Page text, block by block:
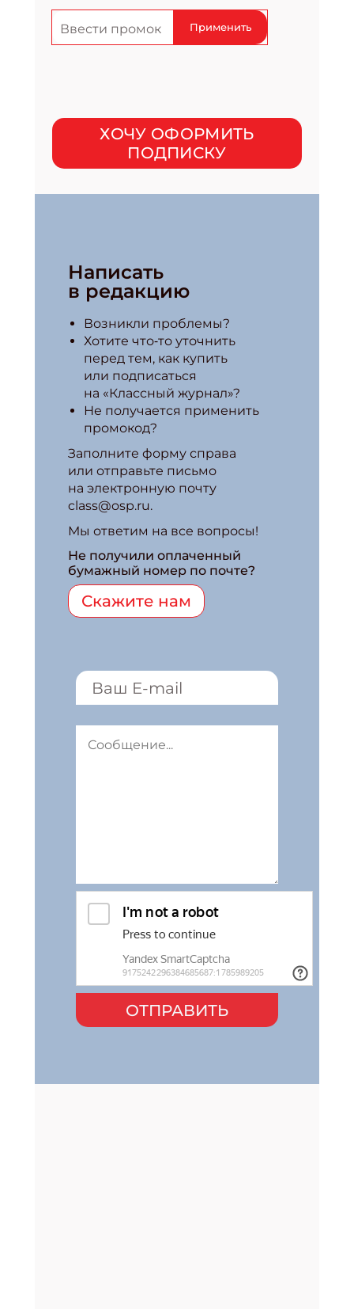
Применить
ХОЧУ ОФОРМИТЬ
ПОДПИСКУ
Написать
в редакцию
Возникли проблемы?
Хотите что‑то уточнить
перед тем, как купить
или подписаться
на «Классный журнал»?
Не получается применить
промокод?
Заполните форму справа
или отправьте письмо
на электронную почту
class@osp.ru.
Мы ответим на все вопросы!
Не получили оплаченный
бумажный номер по почте?
Скажите нам
ОТПРАВИТЬ
Получи электронный "Классный журнал" в подарок!
Укажите имя